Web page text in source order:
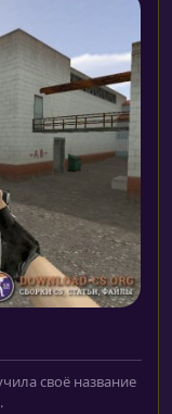
своё название